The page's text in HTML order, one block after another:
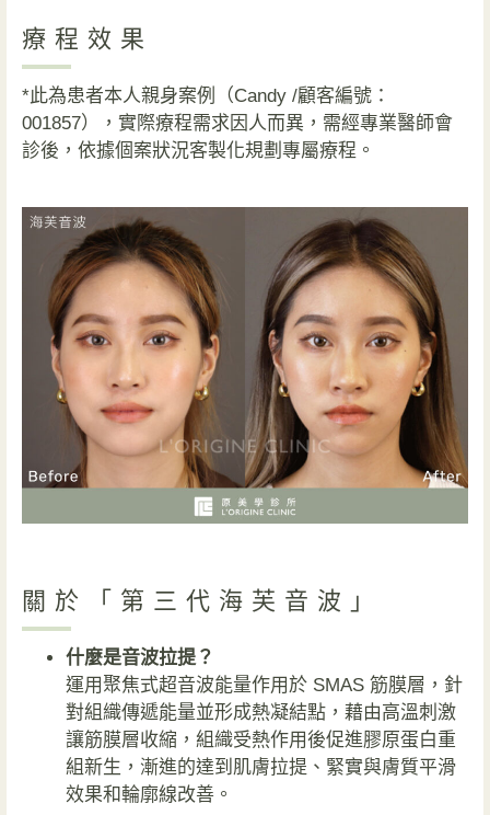
療程效果
*此為患者本人親身案例（Candy /顧客編號：
001857），實際療程需求因人而異，需經專業醫師會
診後，依據個案狀況客製化規劃專屬療程。
關於「第三代海芙音波」
什麼是音波拉提？
運用聚焦式超音波能量作用於 SMAS 筋膜層，針
對組織傳遞能量並形成熱凝結點，藉由高溫刺激
讓筋膜層收縮，組織受熱作用後促進膠原蛋白重
組新生，漸進的達到肌膚拉提、緊實與膚質平滑
效果和輪廓線改善。